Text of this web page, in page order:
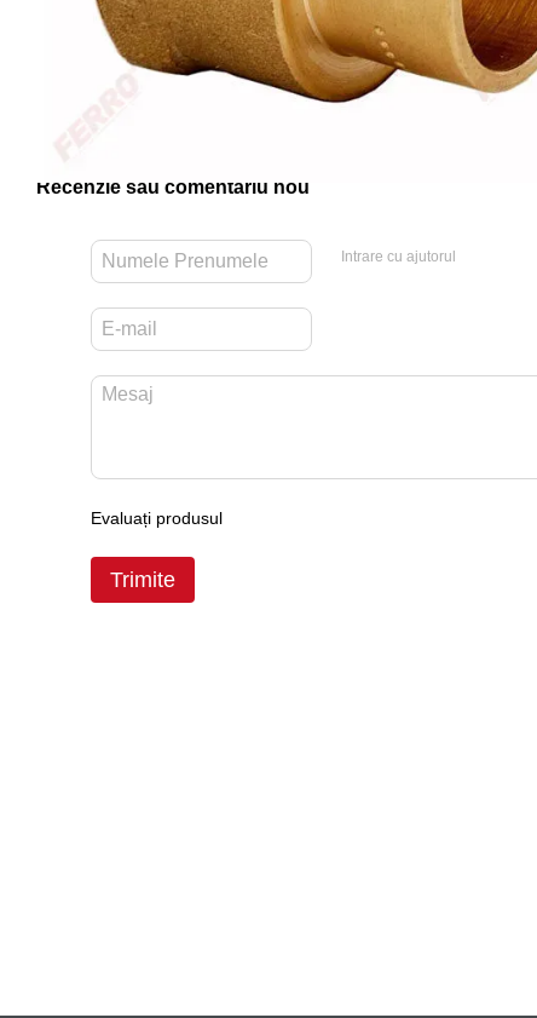
Recenzie sau comentariu nou
Intrare cu ajutorul
Evaluați produsul
Trimite